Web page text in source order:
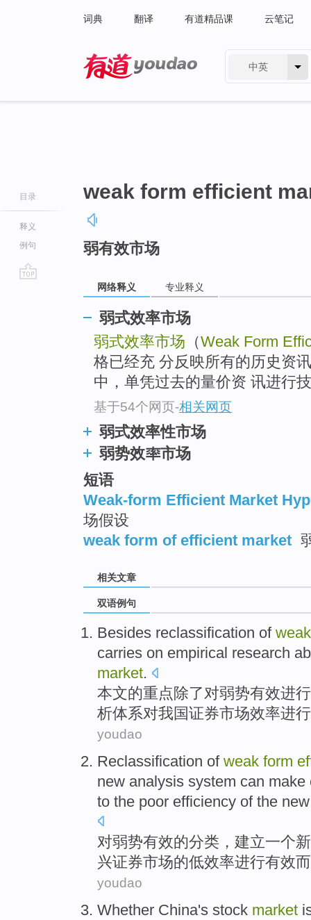
词典 翻译 有道精品课 云笔记
中英
目录
释义
例句
weak form efficient
弱有效市场
网络释义 专业释义
弱式效率市场
弱式效率市场 （Weak Form
格已经充 分反映所有的历史资
中，单凭过去的量价资 讯进行
基于54个网页-相关网页
弱式效率性市场
弱势效率市场
短语
Weak-form Efficient Market
场假设
weak form of efficient market
相关文章
双语例句
Besides reclassification of
carries on empirical research
market.
本文的重点除了对弱势有效进行
析体系对我国证券市场效率进
youdao
Reclassification of weak form
new analysis system can make
to the poor efficiency ofthe
对弱势有效的分类， 建立一个
兴证券市场的低效率进行有效而
youdao
Whether China's stock market